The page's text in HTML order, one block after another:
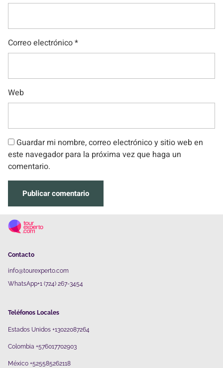
Correo electrónico*
Web
Guardar mi nombre, correo electrónico y sitio web en
este navegador para la próxima vez que haga un
comentario.
Contacto
info@tourexperto.com
WhatsApp+1 (724) 267-3454
Teléfonos Locales
Estados Unidos +13022087264
Colombia +576017702903
México +525585262118